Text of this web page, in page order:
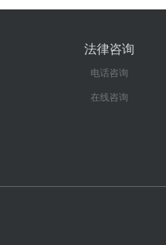
法律咨询
电话咨询
在线咨询